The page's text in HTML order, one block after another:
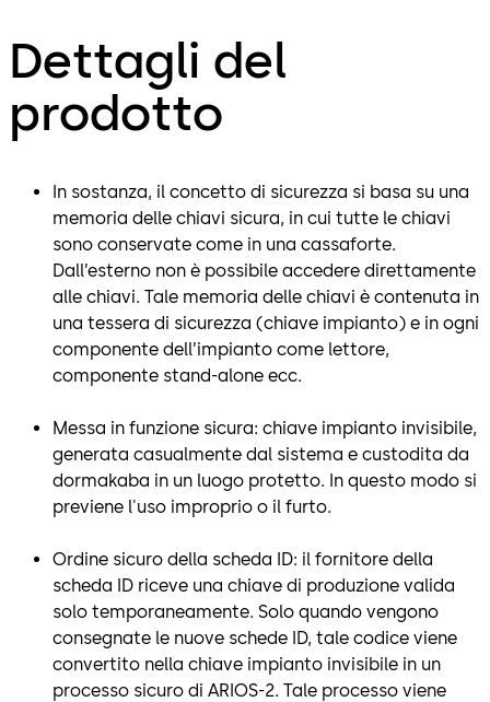
Dettagli del
prodotto
In sostanza, il concetto di sicurezza si basa su una
memoria delle chiavi sicura, in cui tutte le chiavi
sono conservate come in una cassaforte.
Dall’esterno non è possibile accedere direttamente
alle chiavi. Tale memoria delle chiavi è contenuta in
una tessera di sicurezza (chiave impianto) e in ogni
componente dell’impianto come lettore,
componente stand-alone ecc.
Messa in funzione sicura: chiave impianto invisibile,
generata casualmente dal sistema e custodita da
dormakaba in un luogo protetto. In questo modo si
previene l'uso improprio o il furto.
Ordine sicuro della scheda ID: il fornitore della
scheda ID riceve una chiave di produzione valida
solo temporaneamente. Solo quando vengono
consegnate le nuove schede ID, tale codice viene
convertito nella chiave impianto invisibile in un
processo sicuro di ARIOS-2. Tale processo viene